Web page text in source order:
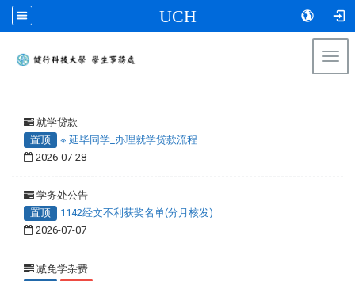
UCH
就学贷款
置顶
※ 延毕同学_办理就学贷款流程
2026-07-28
学务处公告
置顶
1142经文不利获奖名单(分月核发)
2026-07-07
减免学杂费